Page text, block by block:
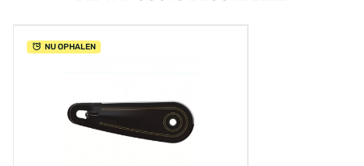
NU OPHALEN